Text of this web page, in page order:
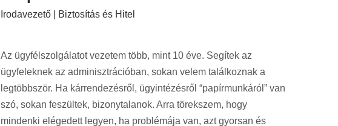
Irodavezető | Biztosítás és Hitel
Az ügyfélszolgálatot vezetem több, mint 10 éve. Segítek az
ügyfeleknek az adminisztrációban, sokan velem találkoznak a
legtöbbször. Ha kárrendezésről, ügyintézésről “papírmunkáról” van
szó, sokan feszültek, bizonytalanok. Arra törekszem, hogy
mindenki elégedett legyen, ha problémája van, azt gyorsan és